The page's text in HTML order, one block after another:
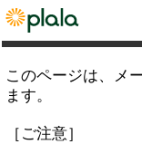
このページは、メ
ます。
［ご注意］